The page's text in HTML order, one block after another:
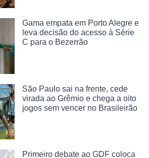
Gama empata em Porto Alegre e
leva decisão do acesso à Série
C para o Bezerrão
São Paulo sai na frente, cede
virada ao Grêmio e chega a oito
jogos sem vencer no Brasileirão
Primeiro debate ao GDF coloca